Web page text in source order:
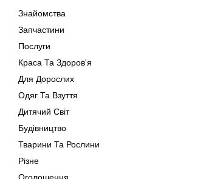
Знайомства
Запчастини
Послуги
Краса Та Здоров'я
Для Дорослих
Одяг Та Взуття
Дитячий Світ
Будівництво
Тварини Та Рослини
Різне